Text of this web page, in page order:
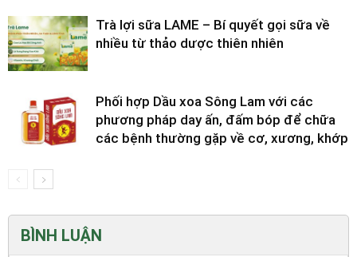
Trà lợi sữa LAME – Bí quyết gọi sữa về
nhiều từ thảo dược thiên nhiên
Phối hợp Dầu xoa Sông Lam với các
phương pháp day ấn, đấm bóp để chữa
các bệnh thường gặp về cơ, xương, khớp
BÌNH LUẬN